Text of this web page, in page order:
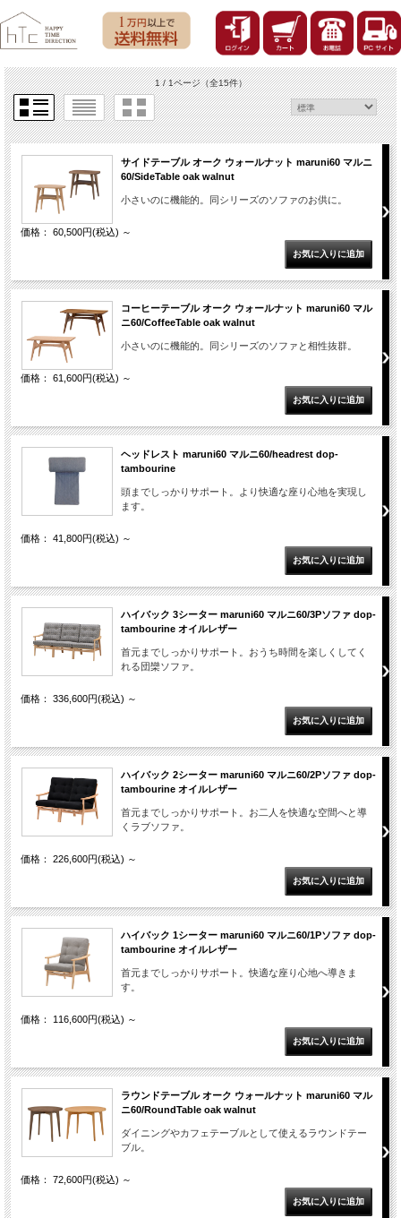
1 / 1ページ（全15件）
サイドテーブル オーク ウォールナット maruni60 マルニ
60/SideTable oak walnut
小さいのに機能的。同シリーズのソファのお供に。
価格： 60,500円(税込) ～
コーヒーテーブル オーク ウォールナット maruni60 マル
ニ60/CoffeeTable oak walnut
小さいのに機能的。同シリーズのソファと相性抜群。
価格： 61,600円(税込) ～
ヘッドレスト maruni60 マルニ60/headrest dop-
tambourine
頭までしっかりサポート。より快適な座り心地を実現し
ます。
価格： 41,800円(税込) ～
ハイバック 3シーター maruni60 マルニ60/3Pソファ dop-
tambourine オイルレザー
首元までしっかりサポート。おうち時間を楽しくしてく
れる団欒ソファ。
価格： 336,600円(税込) ～
ハイバック 2シーター maruni60 マルニ60/2Pソファ dop-
tambourine オイルレザー
首元までしっかりサポート。お二人を快適な空間へと導
くラブソファ。
価格： 226,600円(税込) ～
ハイバック 1シーター maruni60 マルニ60/1Pソファ dop-
tambourine オイルレザー
首元までしっかりサポート。快適な座り心地へ導きま
す。
価格： 116,600円(税込) ～
ラウンドテーブル オーク ウォールナット maruni60 マル
ニ60/RoundTable oak walnut
ダイニングやカフェテーブルとして使えるラウンドテー
ブル。
価格： 72,600円(税込) ～